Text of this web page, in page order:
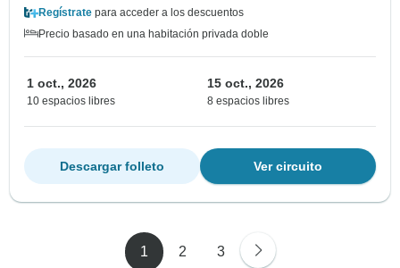
Regístrate para acceder a los descuentos
Precio basado en una habitación privada doble
1 oct., 2026
10 espacios libres
15 oct., 2026
8 espacios libres
Ver circuito
Descargar folleto
1 2 3